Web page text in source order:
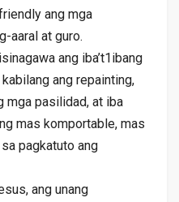
ang mga
aaral at guro.
ang iba’t1ibang
ang repainting,
mga pasilidad, at iba
mas komportable, mas
pagkatuto ang
ang unang